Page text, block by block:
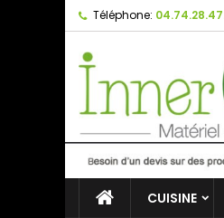
Téléphone:
CUISINE